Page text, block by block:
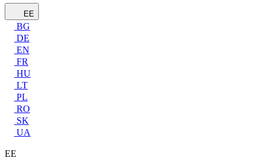
EE
BG
DE
EN
FR
HU
LT
PL
RO
SK
UA
EE